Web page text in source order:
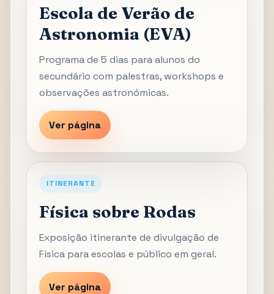
Escola de Verão de
Astronomia (EVA)
Programa de 5 dias para alunos do
secundário com palestras, workshops e
observações astronómicas.
Ver página
ITINERANTE
Física sobre Rodas
Exposição itinerante de divulgação de
Física para escolas e público em geral.
Ver página